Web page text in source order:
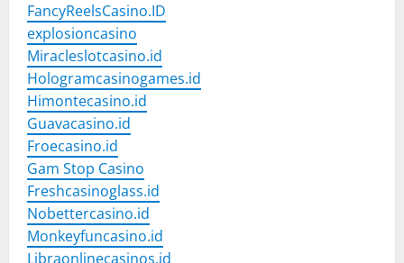
FancyReelsCasino.ID
explosioncasino
Miracleslotcasino.id
Hologramcasinogames.id
Himontecasino.id
Guavacasino.id
Froecasino.id
Gam Stop Casino
Freshcasinoglass.id
Nobettercasino.id
Monkeyfuncasino.id
Libraonlinecasinos.id